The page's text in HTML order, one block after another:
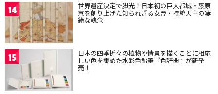
14 世界遺産決定で脚光！日本初の巨大都城・藤原
京を創り上げた知られざる女帝・持統天皇の凄
絶な執念
15 日本の四季折々の植物や情景を描くことに相応
しい色を集めた水彩色鉛筆『色辞典』が新発
売！